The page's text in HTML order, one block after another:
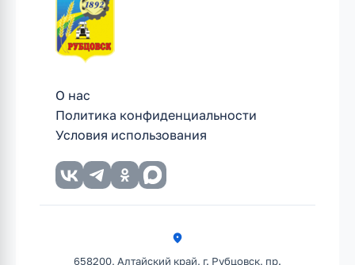
О нас
Политика конфиденциальности
Условия использования
658200, Алтайский край, г. Рубцовск, пр.